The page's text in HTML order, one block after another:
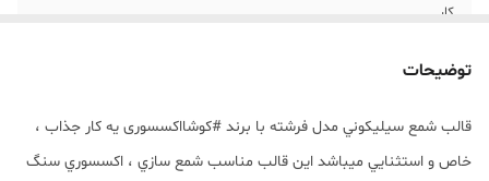
کار
توضیحات
قالب شمع سيليکوني مدل فرشته با برند #کوشااکسسوری يه کار جذاب ،
خاص و استثنايي ميباشد اين قالب مناسب شمع سازي ، اکسسوري سنگ